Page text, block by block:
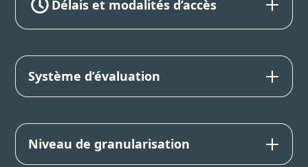
Délais et modalités d’accès
Système d’évaluation
Niveau de granularisation